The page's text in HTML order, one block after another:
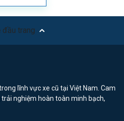
đầu trang
lĩnh vực xe cũ tại Việt Nam. Cam
nghiệm hoàn toàn minh bạch,